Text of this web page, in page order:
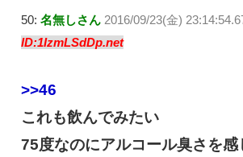
50: 名無しさん 2016/09/23(金)
ID:1IzmLSdDp.net
>>46
これも飲んでみたい
75度なのにアルコール臭さを